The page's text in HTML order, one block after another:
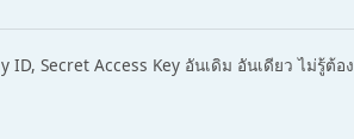
Secret Access Key อันเดิม อันเดียว ไม่รู้ต้อง